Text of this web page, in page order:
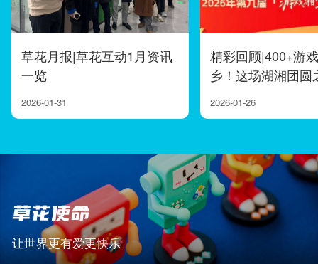
草花月报|草花互动1月资讯
一览
2026-01-31
精彩回顾|400+游
乡！这场湖湘团圆
2026-01-26
让世界更有爱更快乐